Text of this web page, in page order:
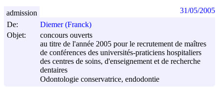
De:
Diemer (Franck)
Objet:
concours ouverts
au titre de l'année 2005 pour le recrutement de maîtres
de conférences des universités-praticiens hospitaliers
des centres de soins, d'enseignement et de recherche
dentaires
Odontologie conservatrice, endodontie
admission 31/05/2005